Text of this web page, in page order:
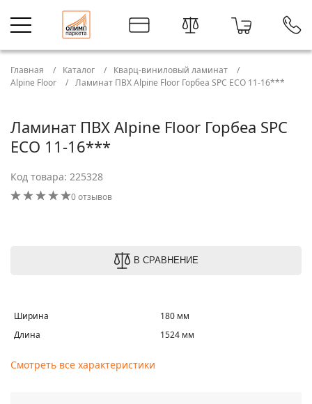
Главная Каталог
Кварц-виниловый ламинат
Alpine Floor
Ламинат ПВХ Alpine Floor Горбеа SPC ЕСО 11-16***
Ламинат ПВХ Alpine Floor Горбеа SPC
ЕСО 11-16***
Код товара: 225328
0 отзывов
В СРАВНЕНИЕ
Ширина
180 мм
Длина
1524 мм
Смотреть все характеристики